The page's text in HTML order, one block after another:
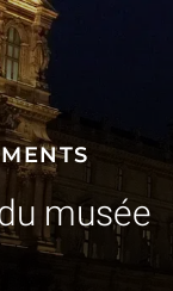
musée